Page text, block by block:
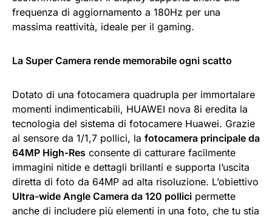
frequenza di aggiornamento a 180Hz per una
massima reattività, ideale per il gaming.
La Super Camera rende memorabile ogni scatto
Dotato di una fotocamera quadrupla per immortalare
momenti indimenticabili, HUAWEI nova 8i eredita la
tecnologia del sistema di fotocamere Huawei. Grazie
al sensore da 1/1,7 pollici, la fotocamera principale da
64MP High-Res consente di catturare facilmente
immagini nitide e dettagli brillanti e supporta l’uscita
diretta di foto da 64MP ad alta risoluzione. L’obiettivo
Ultra-wide Angle Camera da 120 pollici permette
anche di includere più elementi in una foto, che tu stia